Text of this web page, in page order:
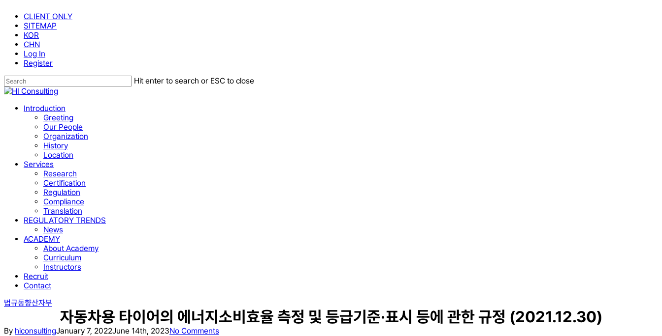
main
content
CLIENT ONLY
SITEMAP
KOR
CHN
Log In
Register
Hit enter to search or ESC to close
Close
Menu Introduction
Greeting
Our People
Organization
History
Location
Services
Research
Certification
Regulation
Compliance
Translation
REGULATORY TRENDS
News
ACADEMY
About Academy
Curriculum
Instructors
Recruit
Contact
법규동향산자부
자동차용 타이어의 에너지소비효율 측정 및 등급기준·표시 등에 관한 규정 (2021.12.30)
By hiconsultingJanuary 7, 2022June 14th, 2023No Comments